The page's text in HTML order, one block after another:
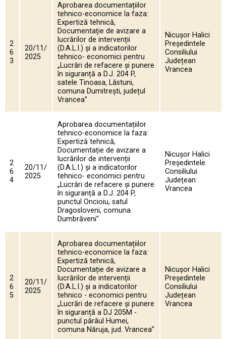
2
6
3
20/11/
2025
Aprobarea documentațiilor
tehnico-economice la faza:
Expertiză tehnică,
Documentație de avizare a
lucrărilor de intervenții
(D.A.L.I.) și a indicatorilor
tehnico- economici pentru
„Lucrări de refacere și punere
în siguranță a D.J. 204 P,
satele Tinoasa, Lăstuni,
comuna Dumitrești, județul
Vrancea”
Nicușor Halici
Președintele
Consiliului
Județean
Vrancea
2
6
4
20/11/
2025
Aprobarea documentațiilor
tehnico-economice la faza:
Expertiză tehnică,
Documentație de avizare a
lucrărilor de intervenții
(D.A.L.I.) și a indicatorilor
tehnico- economici pentru
„Lucrări de refacere și punere
în siguranță a D.J. 204 P,
punctul Oncioiu, satul
Dragosloveni, comuna
Dumbrăveni”
Nicușor Halici
Președintele
Consiliului
Județean
Vrancea
2
6
5
20/11/
2025
Aprobarea documentațiilor
tehnico-economice la faza:
Expertiză tehnică,
Documentație de avizare a
lucrărilor de intervenții
(D.A.L.I.) și a indicatorilor
tehnico - economici pentru
„Lucrări de refacere și punere
în siguranță a DJ 205M -
punctul pârâul Humei,
comuna Năruja, jud. Vrancea”
Nicușor Halici
Președintele
Consiliului
Județean
Vrancea